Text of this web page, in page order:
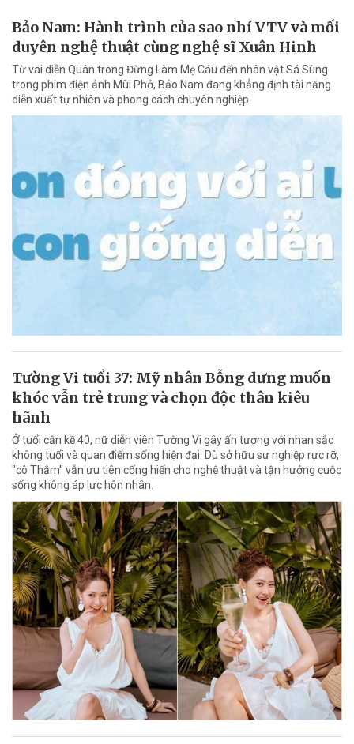
Bảo Nam: Hành trình của sao nhí VTV và mối
duyên nghệ thuật cùng nghệ sĩ Xuân Hinh
Từ vai diễn Quân trong Đừng Làm Mẹ Cáu đến nhân vật Sá Sùng
trong phim điện ảnh Mùi Phở, Bảo Nam đang khẳng định tài năng
diễn xuất tự nhiên và phong cách chuyên nghiệp.
Tường Vi tuổi 37: Mỹ nhân Bỗng dưng muốn
khóc vẫn trẻ trung và chọn độc thân kiêu
hãnh
Ở tuổi cận kề 40, nữ diễn viên Tường Vi gây ấn tượng với nhan sắc
không tuổi và quan điểm sống hiện đại. Dù sở hữu sự nghiệp rực rỡ,
"cô Thắm" vẫn ưu tiên cống hiến cho nghệ thuật và tận hưởng cuộc
sống không áp lực hôn nhân.